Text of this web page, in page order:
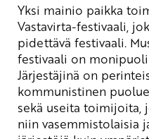
Yksi mainio paikka
Vastavirta-festivaali,
pidettävä festivaali.
festivaali on
Järjestäjinä on
kommunistinen
sekä useita toimijoita,
niin vasemmistolaisia